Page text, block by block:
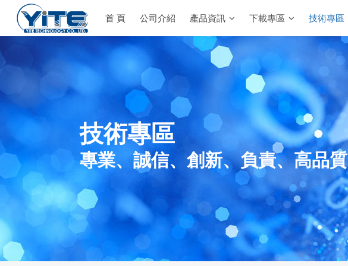
YITE Technology 首 頁 公司介紹 產品資訊 下載專區 技術專區
技術專區
專業、誠信、創新、負責、高品質